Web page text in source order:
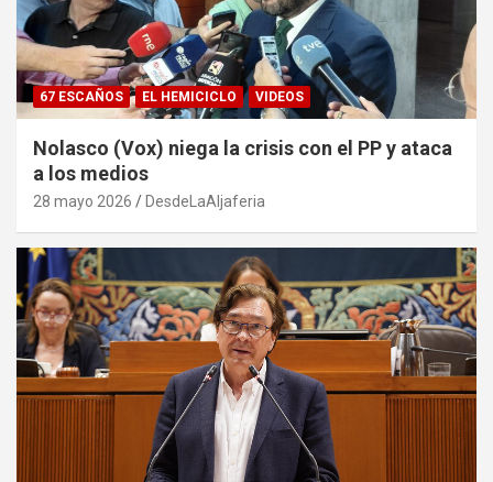
67 ESCAÑOS EL HEMICICLO VIDEOS
Nolasco (Vox) niega la crisis con el PP y ataca
a los medios
28 mayo 2026 DesdeLaAljaferia